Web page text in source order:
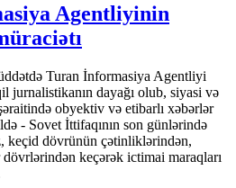
Agentliyinin
Turan İnformasiya Agentliyi
jurnalistikanın dayağı olub, siyasi və
obyektiv və etibarlı xəbərlər
- Sovet İttifaqının son günlərində
keçid dövrünün çətinliklərindən,
keçərək ictimai maraqları